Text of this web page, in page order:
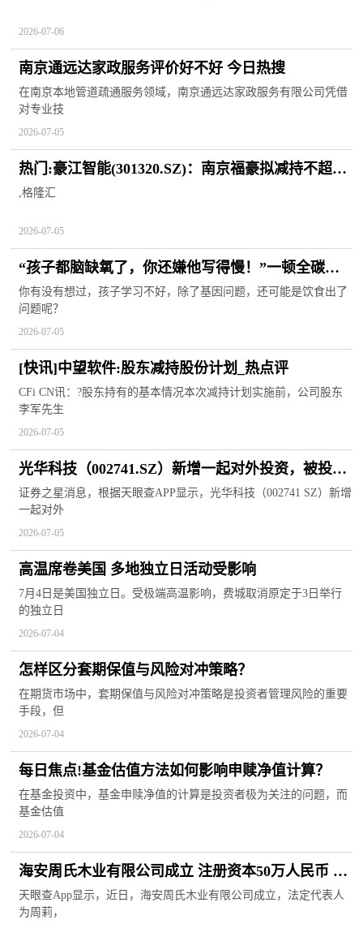
2026-07-06
南京通远达家政服务评价好不好 今日热搜
在南京本地管道疏通服务领域，南京通远达家政服务有限公司凭借
对专业技
2026-07-05
热门:豪江智能(301320.SZ)：南京福豪拟减持不超
0.8886%股份
,格隆汇
2026-07-05
“孩子都脑缺氧了，你还嫌他写得慢！”一顿全碳水
早餐，让家长被群嘲-新视野
你有没有想过，孩子学习不好，除了基因问题，还可能是饮食出了
问题呢？
2026-07-05
[快讯]中望软件:股东减持股份计划_热点评
CFi CN讯：?股东持有的基本情况本次减持计划实施前，公司股东
李军先生
2026-07-05
光华科技（002741.SZ）新增一起对外投资，被投资
公司为广东光华创宏新材料有限公司_今日热闻
证券之星消息，根据天眼查APP显示，光华科技（002741 SZ）新增
一起对外
2026-07-05
高温席卷美国 多地独立日活动受影响
7月4日是美国独立日。受极端高温影响，费城取消原定于3日举行
的独立日
2026-07-04
怎样区分套期保值与风险对冲策略？
在期货市场中，套期保值与风险对冲策略是投资者管理风险的重要
手段，但
2026-07-04
每日焦点!基金估值方法如何影响申赎净值计算？
在基金投资中，基金申赎净值的计算是投资者极为关注的问题，而
基金估值
2026-07-04
海安周氏木业有限公司成立 注册资本50万人民币 观
天下
天眼查App显示，近日，海安周氏木业有限公司成立，法定代表人
为周莉，